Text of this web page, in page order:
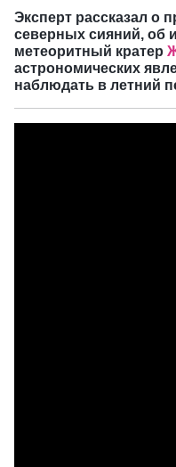
Эксперт рассказал о
северных сияний, об
метеоритный кратер
астрономических
наблюдать в летний